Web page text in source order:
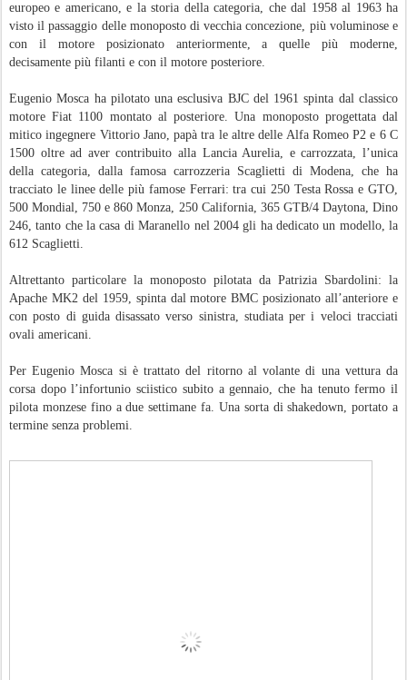
europeo e americano, e la storia della categoria, che dal 1958 al 1963 ha
visto il passaggio delle monoposto di vecchia concezione, più voluminose e
con il motore posizionato anteriormente, a quelle più moderne,
decisamente più filanti e con il motore posteriore.
Eugenio Mosca ha pilotato una esclusiva BJC del 1961 spinta dal classico
motore Fiat 1100 montato al posteriore. Una monoposto progettata dal
mitico ingegnere Vittorio Jano, papà tra le altre delle Alfa Romeo P2 e 6 C
1500 oltre ad aver contribuito alla Lancia Aurelia, e carrozzata, l’unica
della categoria, dalla famosa carrozzeria Scaglietti di Modena, che ha
tracciato le linee delle più famose Ferrari: tra cui 250 Testa Rossa e GTO,
500 Mondial, 750 e 860 Monza, 250 California, 365 GTB/4 Daytona, Dino
246, tanto che la casa di Maranello nel 2004 gli ha dedicato un modello, la
612 Scaglietti.
Altrettanto particolare la monoposto pilotata da Patrizia Sbardolini: la
Apache MK2 del 1959, spinta dal motore BMC posizionato all’anteriore e
con posto di guida disassato verso sinistra, studiata per i veloci tracciati
ovali americani.
Per Eugenio Mosca si è trattato del ritorno al volante di una vettura da
corsa dopo l’infortunio sciistico subito a gennaio, che ha tenuto fermo il
pilota monzese fino a due settimane fa. Una sorta di shakedown, portato a
termine senza problemi.